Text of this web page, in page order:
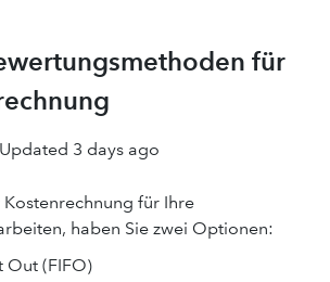
für
Updated 3 days ago
für Ihre
haben Sie zwei Optionen:
Out (FIFO)